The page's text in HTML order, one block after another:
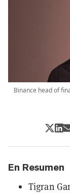
Binance head of
En Resumen
Tigran